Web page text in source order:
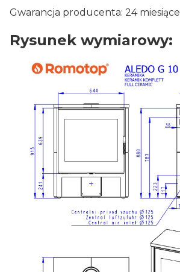
Gwarancja producenta: 24 miesiące
Rysunek wymiarowy: